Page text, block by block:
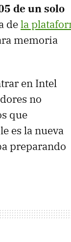
de un solo
dela
memoria
en Intel
no
que
es la nueva
preparando